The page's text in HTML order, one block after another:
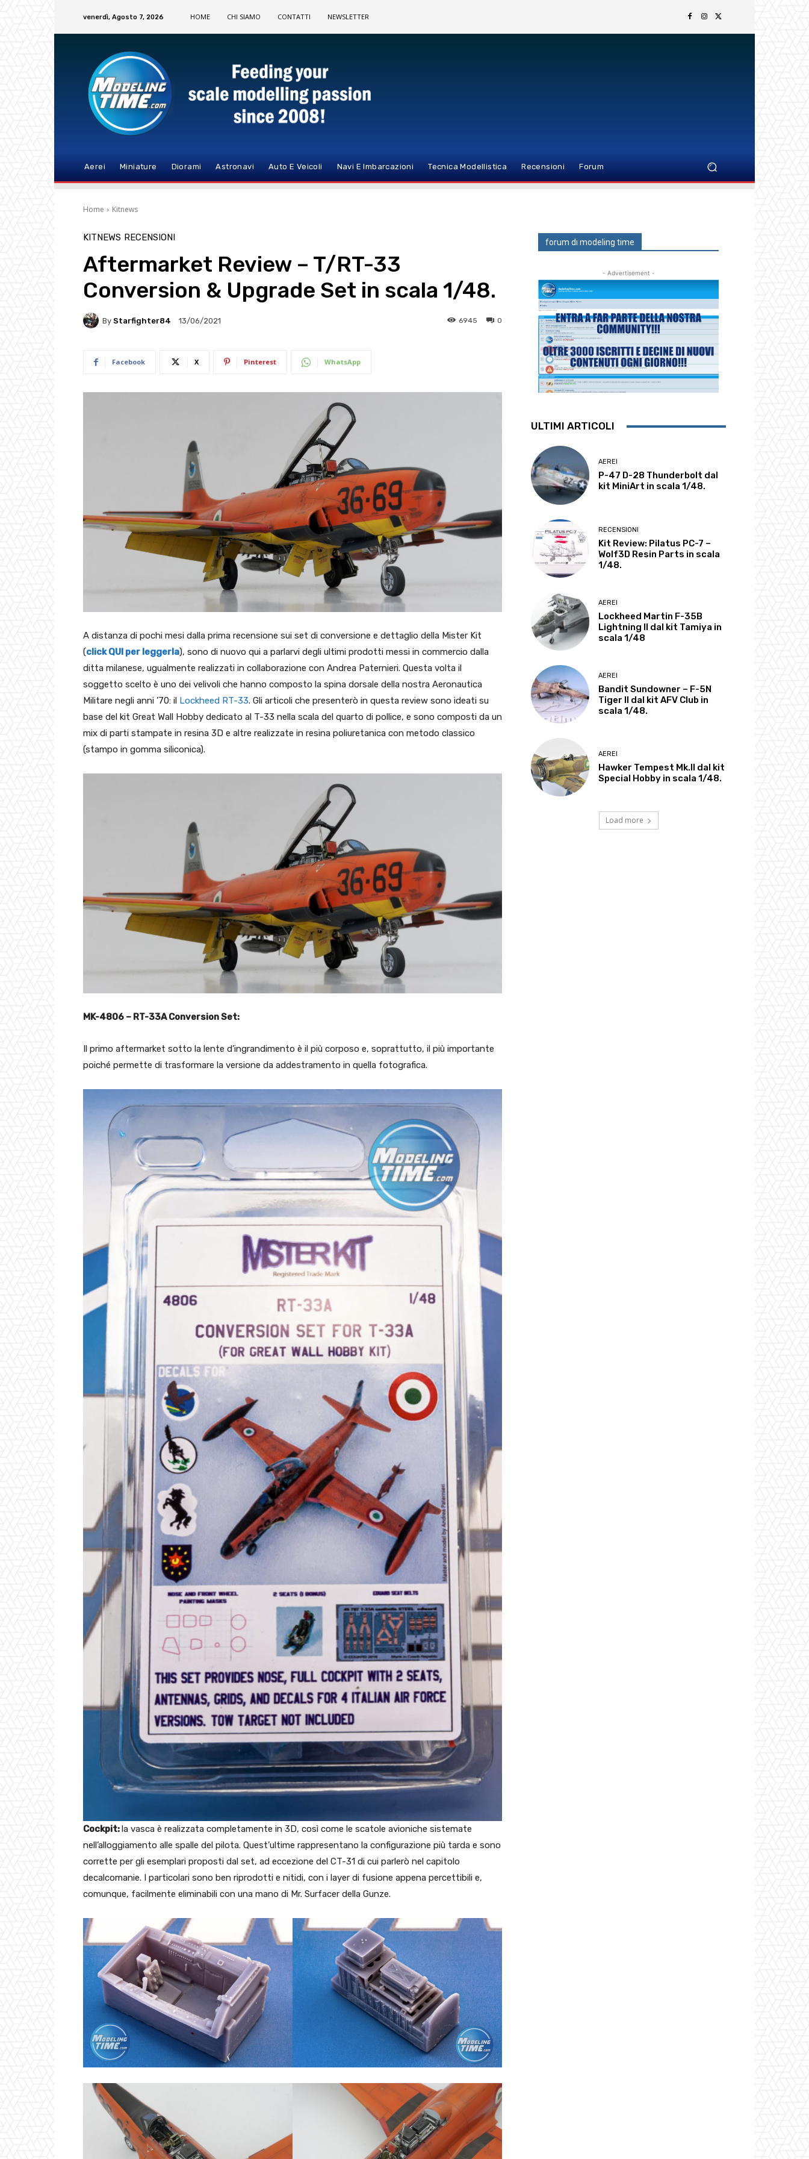
venerdì, Agosto 7, 2026 HOME CHI SIAMO CONTATTI NEWSLETTER
Aerei Miniature Diorami Astronavi Auto E Veicoli Navi E Imbarcazioni Tecnica Modellistica Recensioni Forum
Home Kitnews
KITNEWS RECENSIONI
Aftermarket Review – T/RT-33
Conversion & Upgrade Set in scala 1/48.
By Starfighter84 13/06/2021 0
6945
Facebook X Pinterest WhatsApp
A distanza di pochi mesi dalla prima recensione sui set di conversione e dettaglio della Mister Kit
(click QUI per leggerla), sono di nuovo qui a parlarvi degli ultimi prodotti messi in commercio dalla
ditta milanese, ugualmente realizzati in collaborazione con Andrea Paternieri. Questa volta il
soggetto scelto è uno dei velivoli che hanno composto la spina dorsale della nostra Aeronautica
Militare negli anni ’70: il Lockheed RT-33. Gli articoli che presenterò in questa review sono ideati su
base del kit Great Wall Hobby dedicato al T-33 nella scala del quarto di pollice, e sono composti da un
mix di parti stampate in resina 3D e altre realizzate in resina poliuretanica con metodo classico
(stampo in gomma siliconica).
MK-4806 – RT-33A Conversion Set:
Il primo aftermarket sotto la lente d’ingrandimento è il più corposo e, soprattutto, il più importante
poiché permette di trasformare la versione da addestramento in quella fotografica.
Cockpit:la vasca è realizzata completamente in 3D, così come le scatole avioniche sistemate
nell’alloggiamento alle spalle del pilota. Quest’ultime rappresentano la configurazione più tarda e sono
corrette per gli esemplari proposti dal set, ad eccezione del CT-31 di cui parlerò nel capitolo
decalcomanie. I particolari sono ben riprodotti e nitidi, con i layer di fusione appena percettibili e,
comunque, facilmente eliminabili con una mano di Mr. Surfacer della Gunze.
forum di modeling time
- Advertisement -
ULTIMI ARTICOLI
AEREI
P-47 D-28 Thunderbolt dal
kit MiniArt in scala 1/48.
RECENSIONI
Kit Review: Pilatus PC-7 –
Wolf3D Resin Parts in scala
1/48.
AEREI
Lockheed Martin F-35B
Lightning II dal kit Tamiya in
scala 1/48
AEREI
Bandit Sundowner – F-5N
Tiger II dal kit AFV Club in
scala 1/48.
AEREI
Hawker Tempest Mk.II dal kit
Special Hobby in scala 1/48.
Load more